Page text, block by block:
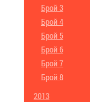
Брой 3
Брой 4
Брой 5
Брой 6
Брой 7
Брой 8
2013